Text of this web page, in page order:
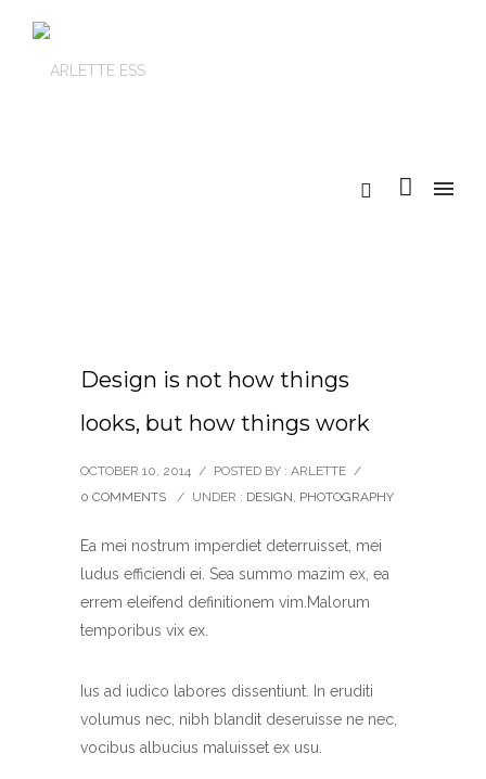
Design is not how things
looks, but how things work
OCTOBER 10, 2014 / POSTED BY : ARLETTE /
0 COMMENTS
/ UNDER : DESIGN, PHOTOGRAPHY
Ea mei nostrum imperdiet deterruisset, mei
ludus efficiendi ei. Sea summo mazim ex, ea
errem eleifend definitionem vim.Malorum
temporibus vix ex.
Ius ad iudico labores dissentiunt. In eruditi
volumus nec, nibh blandit deseruisse ne nec,
vocibus albucius maluisset ex usu.